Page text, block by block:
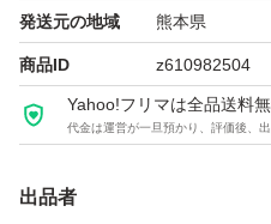
今年 初収穫の熊本県産の
水が美味しい！熊本
の大自然の中で育てました
B級品 期間限定出品ですの
発送元の地域 熊本県
商品ID z610982504
Yahoo!フリマは全品送料
代金は運営が一旦預かり、評価後、
出品者